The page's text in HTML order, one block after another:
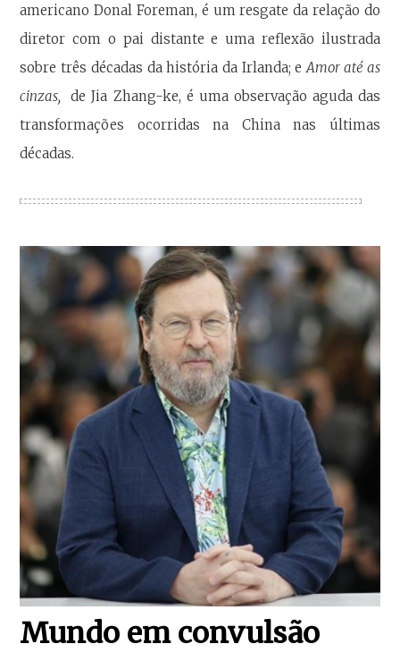
americano Donal Foreman, é um resgate da relação do
diretor com o pai distante e uma reflexão ilustrada
sobre três décadas da história da Irlanda; eAmor até as
cinzas,
de Jia Zhang-ke, é uma observação aguda das
transformações ocorridas na China nas últimas
décadas.
Mundo em convulsão